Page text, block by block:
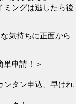
ミングは逃したら後
気持ちに正面から
単申請！＞
ンタン申込、早けれ